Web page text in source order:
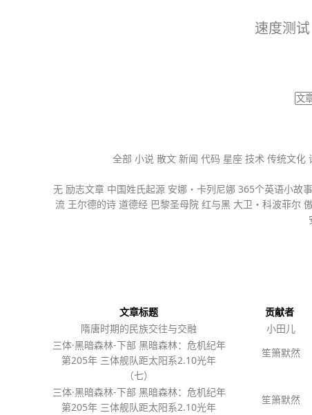
速度测试
全部 小说 散文 新闻 代码 星座 技术 传统文化
无 励志文章 中国姓氏起源 安娜・卡列尼娜 365个英语小故事
流 王尔德的诗 道德经 巴黎圣母院 红与黑 大卫・科波菲尔
文章标题
贡献者
隋唐时期的民族交往与交融
小田儿
三体·黑暗森林-下部 黑暗森林：危机纪年
第205年 三体舰队距太阳系2.10光年
（七）
笙箫默然
三体·黑暗森林-下部 黑暗森林：危机纪年
第205年 三体舰队距太阳系2.10光年
笙箫默然